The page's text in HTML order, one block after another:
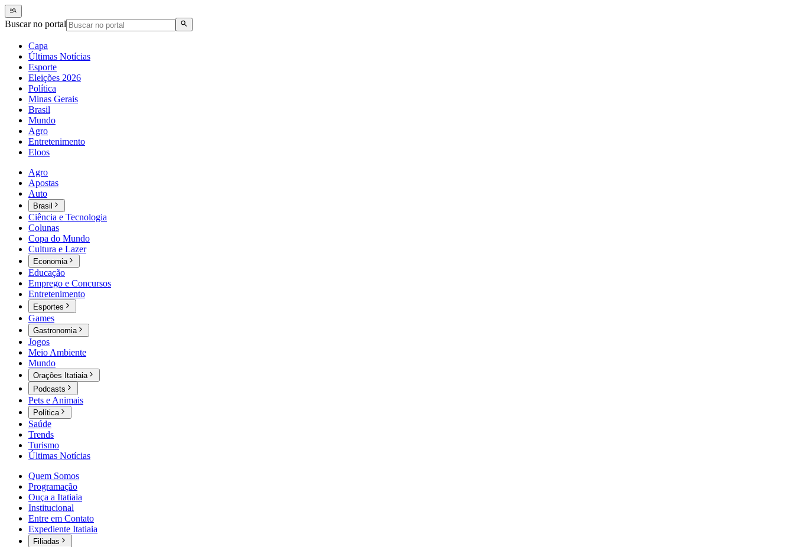
Buscar no portal
Capa
Últimas Notícias
Esporte
Eleições 2026
Política
Minas Gerais
Brasil
Mundo
Agro
Entretenimento
Eloos
Agro
Apostas
Auto
Brasil
Ciência e Tecnologia
Colunas
Copa do Mundo
Cultura e Lazer
Economia
Educação
Emprego e Concursos
Entretenimento
Esportes
Games
Gastronomia
Jogos
Meio Ambiente
Mundo
Orações Itatiaia
Podcasts
Pets e Animais
Política
Saúde
Trends
Turismo
Últimas Notícias
Quem Somos
Programação
Ouça a Itatiaia
Institucional
Entre em Contato
Expediente Itatiaia
Filiadas